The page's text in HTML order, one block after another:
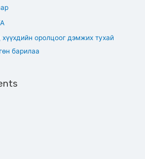
оролцоог дэмжих тухай
барилаа